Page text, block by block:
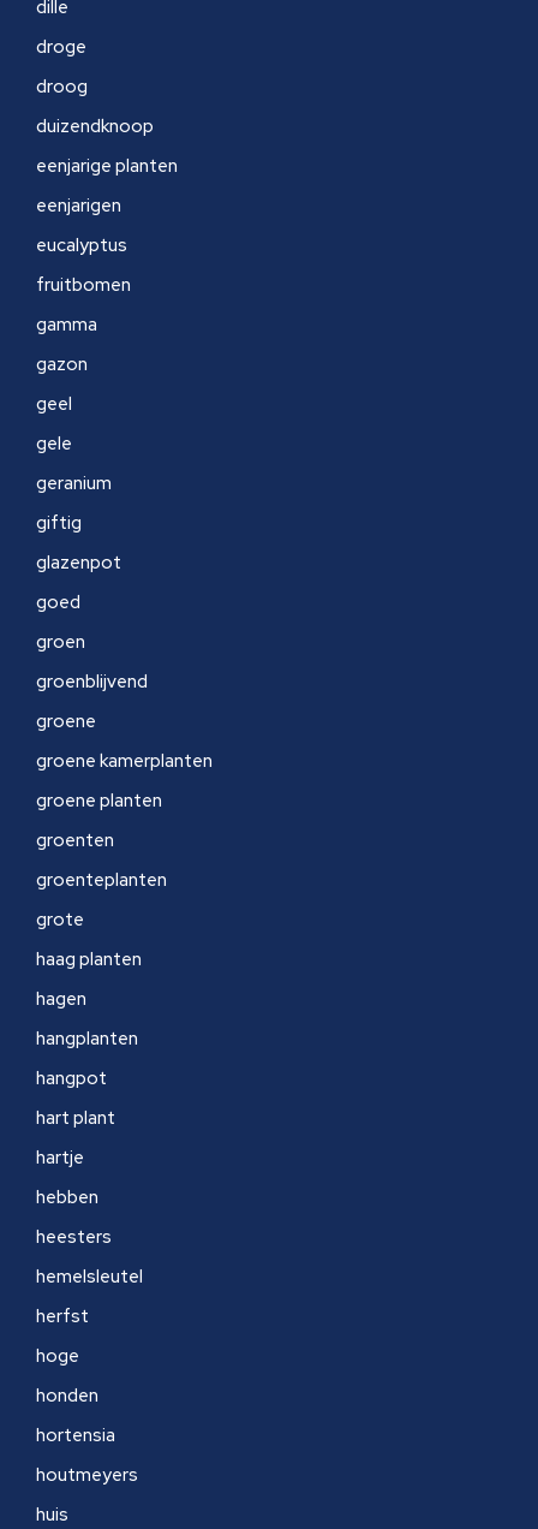
dille
droge
droog
duizendknoop
eenjarige planten
eenjarigen
eucalyptus
fruitbomen
gamma
gazon
geel
gele
geranium
giftig
glazenpot
goed
groen
groenblijvend
groene
groene kamerplanten
groene planten
groenten
groenteplanten
grote
haag planten
hagen
hangplanten
hangpot
hart plant
hartje
hebben
heesters
hemelsleutel
herfst
hoge
honden
hortensia
houtmeyers
huis